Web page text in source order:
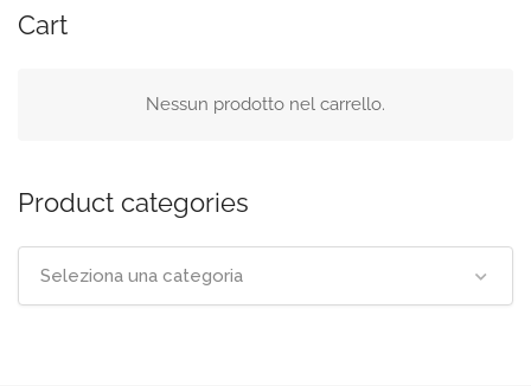
Cart
Nessun prodotto nel carrello.
Product categories
Seleziona una categoria